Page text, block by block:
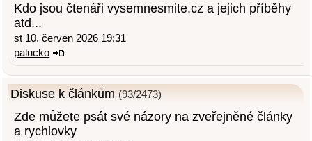
Kdo jsou čtenáři vysemnesmite.cz a jejich příběhy
atd...
st 10. červen 2026 19:31
palucko
Diskuse k článkům (93/2473)
Zde můžete psát své názory na zveřejněné články
a rychlovky